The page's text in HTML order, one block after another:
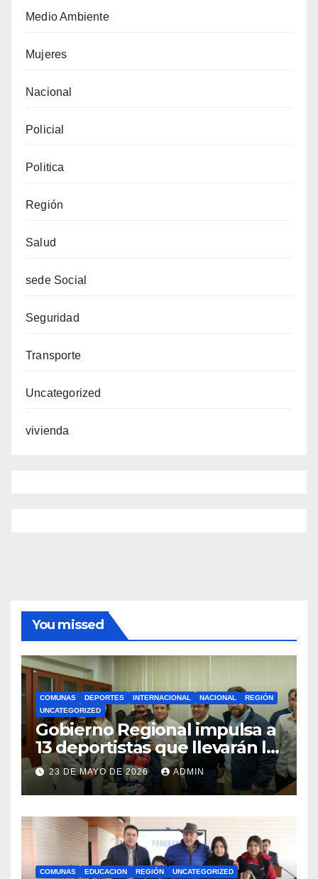
Medio Ambiente
Mujeres
Nacional
Policial
Politica
Región
Salud
sede Social
Seguridad
Transporte
Uncategorized
vivienda
You missed
COMUNAS DEPORTES INTERNACIONAL NACIONAL
REGIÓN
UNCATEGORIZED
Gobierno Regional impulsa a
13 deportistas que llevarán la
bandera maulina a
competencias
internacionales
23 DE MAYO DE 2026 ADMIN
COMUNAS EDUCACION REGIÓN UNCATEGORIZED